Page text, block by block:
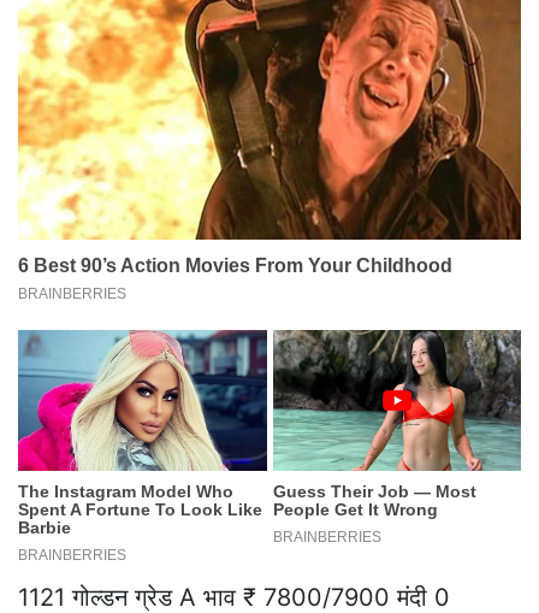
1121 गोल्डन ग्रेड A भाव ₹ 7800/7900 मंदी 0